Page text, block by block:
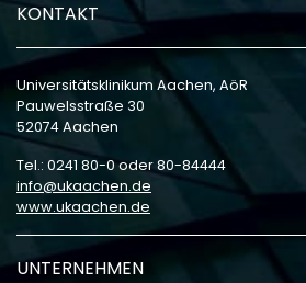
KONTAKT
Universitätsklinikum Aachen, AöR
Pauwelsstraße 30
52074 Aachen
Tel.: 0241 80-0 oder 80-84444
info
ukaachen de
www.ukaachen.de
UNTERNEHMEN